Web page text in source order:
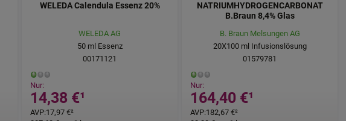
WELEDA Calendula Essenz 20%
WELEDA AG
50ml Essenz
00171121
Nur:
14,38 €¹
AVP:17,97 €²
NATRIUMHYDROGENCARBONAT
B.Braun 8,4% Glas
B. Braun Melsungen AG
20X100ml Infusionslösung
01579781
Nur:
164,40 €¹
AVP:182,67 €²